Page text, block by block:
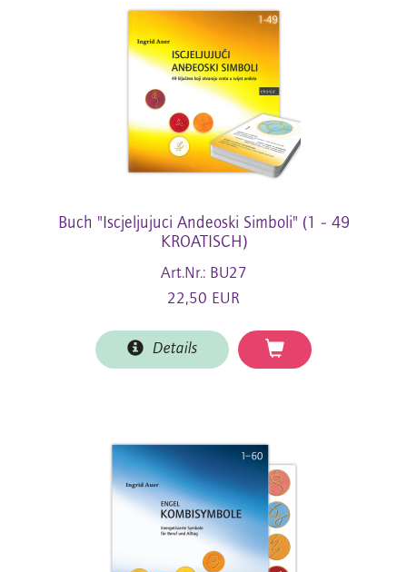
Buch "Iscjeljujuci Andeoski Simboli" (1 - 49
KROATISCH)
Art.Nr.: BU27
22,50 EUR
Details